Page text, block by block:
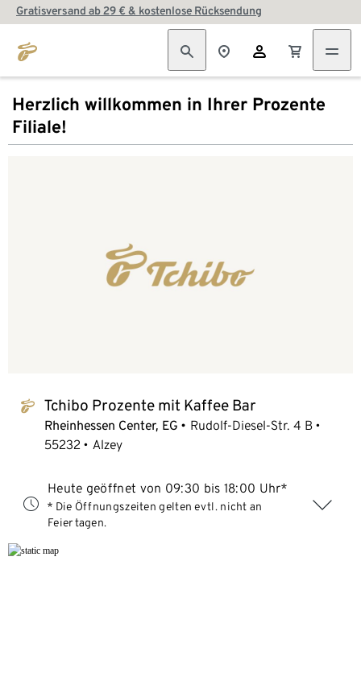
Gratisversand ab 29 € & kostenlose Rücksendung
Herzlich willkommen in Ihrer Prozente
Filiale!
tchibo_logo Tchibo Prozente mit Kaffee Bar
Rheinhessen Center, EG
Rudolf-Diesel-Str. 4 B
55232
Alzey
Heute geöffnet von 09:30 bis 18:00 Uhr*
* Die Öffnungszeiten gelten evtl. nicht an
Feiertagen.